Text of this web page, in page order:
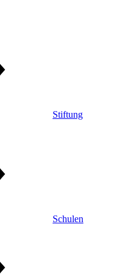
Stiftung
Schulen